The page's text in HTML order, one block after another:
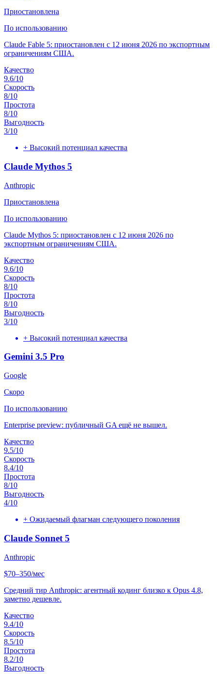
Приостановлена
По использованию
Claude Fable 5: приостановлен с 12 июня 2026 по экспортным
ограничениям США.
Качество
9.6/10
Скорость
8/10
Простота
8/10
Выгодность
3/10
+ Высокий потенциал качества
Claude Mythos 5
Anthropic
Приостановлена
По использованию
Claude Mythos 5: приостановлен с 12 июня 2026 по
экспортным ограничениям США.
Качество
9.6/10
Скорость
8/10
Простота
8/10
Выгодность
3/10
+ Высокий потенциал качества
Gemini 3.5 Pro
Google
Скоро
По использованию
Enterprise preview: публичный GA ещё не вышел.
Качество
9.5/10
Скорость
8.4/10
Простота
8/10
Выгодность
4/10
+ Ожидаемый флагман следующего поколения
Claude Sonnet 5
Anthropic
$70–350/мес
Средний тир Anthropic: агентный кодинг близко к Opus 4.8,
заметно дешевле.
Качество
9.4/10
Скорость
8.5/10
Простота
8.2/10
Выгодность